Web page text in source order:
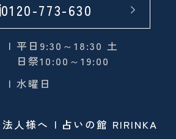
0120-773-630
| 平日9:30～18:30 土
日祭10:00～19:00
| 水曜日
法人様へ 占いの館 RIRINKA